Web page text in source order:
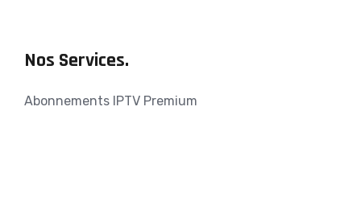
Nos Services.
Abonnements IPTV Premium